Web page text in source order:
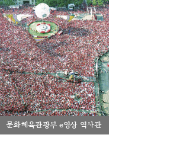
문화체육관광부 e영상 역사관